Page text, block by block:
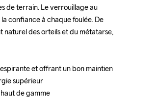
de terrain. Le verrouillage au
confiance à chaque foulée. De
naturel des orteils et du métatarse,
et offrant un bon maintien
supérieur
de gamme
de terrain. Le verrouillage au
confiance à chaque foulée. De
naturel des orteils et du métatarse,
et offrant un bon maintien
supérieur
de gamme